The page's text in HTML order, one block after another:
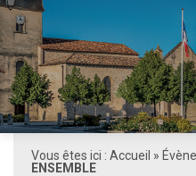
Vous êtes ici : Accueil »
ENSEMBLE